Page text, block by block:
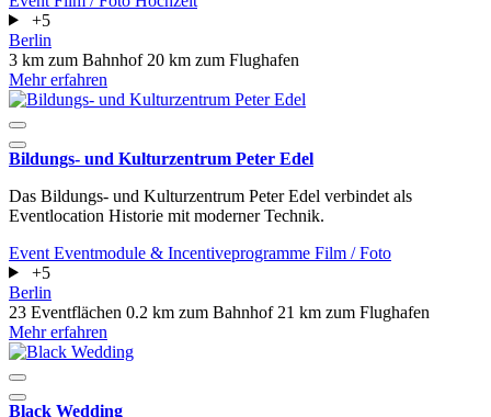
+5
Berlin
3 km zum Bahnhof 20 km zum Flughafen
Mehr erfahren
Bildungs- und Kulturzentrum Peter Edel
Das Bildungs- und Kulturzentrum Peter Edel verbindet als
Eventlocation Historie mit moderner Technik.
Event Eventmodule & Incentiveprogramme Film / Foto
+5
Berlin
23 Eventflächen 0.2 km zum Bahnhof 21 km zum Flughafen
Mehr erfahren
Black Wedding